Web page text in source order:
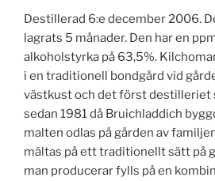
Destillerad 6:e december 2006.
lagrats 5 månader. Den har en
alkoholstyrka på 63,5%.
i en traditionell bondgård vid
västkust och det först destilleriet
sedan 1981 då Bruichladdich
malten odlas på gården av
mältas på ett traditionellt sätt på
man producerar fylls på en